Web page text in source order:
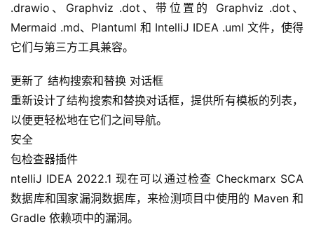
.drawio、Graphviz .dot、带位置的 Graphviz .dot、
Mermaid .md、Plantuml 和 IntelliJ IDEA .uml 文件，使得
它们与第三方工具兼容。
更新了 结构搜索和替换 对话框
重新设计了结构搜索和替换对话框，提供所有模板的列表，
以便更轻松地在它们之间导航。
安全
包检查器插件
ntelliJ IDEA 2022.1 现在可以通过检查 Checkmarx SCA
数据库和国家漏洞数据库，来检测项目中使用的 Maven 和
Gradle 依赖项中的漏洞。